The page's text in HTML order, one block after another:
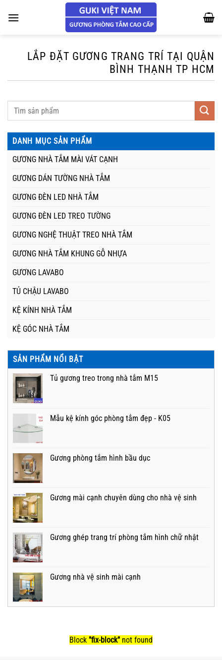
đến
LẮP ĐẶT GƯƠNG TRANG TRÍ TẠI QUẬN
BÌNH THẠNH TP HCM
DANH MỤC SẢN PHẨM
GƯƠNG NHÀ TẮM MÀI VÁT CẠNH
GƯƠNG DÁN TƯỜNG NHÀ TẮM
GƯƠNG ĐÈN LED NHÀ TẮM
GƯƠNG ĐÈN LED TREO TƯỜNG
GƯƠNG NGHỆ THUẬT TREO NHÀ TẮM
GƯƠNG NHÀ TẮM KHUNG GỖ NHỰA
GƯƠNG LAVABO
TỦ CHẬU LAVABO
KỆ KÍNH NHÀ TẮM
KỆ GÓC NHÀ TẮM
SẢN PHẨM NỔI BẬT
Tủ gương treo trong nhà tắm M15
Mẫu kệ kính góc phòng tắm đẹp - K05
Gương phòng tắm hình bầu dục
Gương mài cạnh chuyên dùng cho nhà vệ sinh
Gương ghép trang trí phòng tắm hình chữ nhật
Gương nhà vệ sinh mài cạnh
Block "fix-block" not found